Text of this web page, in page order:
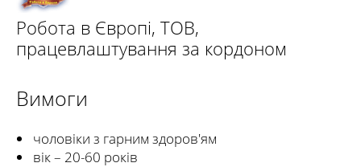
Робота в Європі, ТОВ,
працевлаштування за кордоном
Вимоги
чоловіки з гарним здоров'ям
вік – 20-60 років